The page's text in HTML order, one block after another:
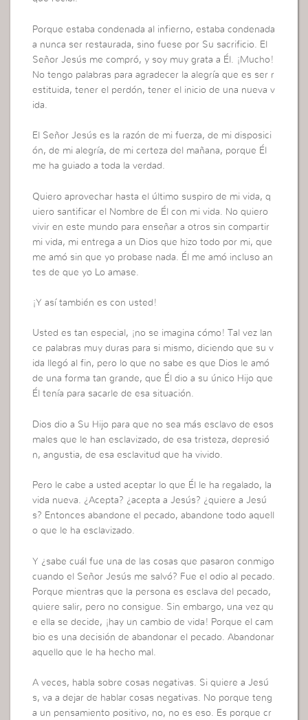
Porque estaba condenada al infierno, estaba condenada
a nunca ser restaurada, sino fuese por Su sacrificio. El
Señor Jesús me compró, y soy muy grata a Él. ¡Mucho!
No tengo palabras para agradecer la alegría que es ser r
estituida, tener el perdón, tener el inicio de una nueva v
ida.
El Señor Jesús es la razón de mi fuerza, de mi disposici
ón, de mi alegría, de mi certeza del mañana, porque Él
me ha guiado a toda la verdad.
Quiero aprovechar hasta el último suspiro de mi vida, q
uiero santificar el Nombre de Él con mi vida. No quiero
vivir en este mundo para enseñar a otros sin compartir
mi vida, mi entrega a un Dios que hizo todo por mi, que
me amó sin que yo probase nada. Él me amó incluso an
tes de que yo Lo amase.
¡Y así también es con usted!
Usted es tan especial, ¡no se imagina cómo! Tal vez lan
ce palabras muy duras para si mismo, diciendo que su v
ida llegó al fin, pero lo que no sabe es que Dios le amó
de una forma tan grande, que Él dio a su único Hijo que
Él tenía para sacarle de esa situación.
Dios dio a Su Hijo para que no sea más esclavo de esos
males que le han esclavizado, de esa tristeza, depresió
n, angustia, de esa esclavitud que ha vivido.
Pero le cabe a usted aceptar lo que Él le ha regalado, la
vida nueva. ¿Acepta? ¿acepta a Jesús? ¿quiere a Jesú
s? Entonces abandone el pecado, abandone todo aquell
o que le ha esclavizado.
Y ¿sabe cuál fue una de las cosas que pasaron conmigo
cuando el Señor Jesús me salvó? Fue el odio al pecado.
Porque mientras que la persona es esclava del pecado,
quiere salir, pero no consigue. Sin embargo, una vez qu
e ella se decide, ¡hay un cambio de vida! Porque el cam
bio es una decisión de abandonar el pecado. Abandonar
aquello que le ha hecho mal.
A veces, habla sobre cosas negativas. Si quiere a Jesú
s, va a dejar de hablar cosas negativas. No porque teng
a un pensamiento positivo, no, no es eso. Es porque cr